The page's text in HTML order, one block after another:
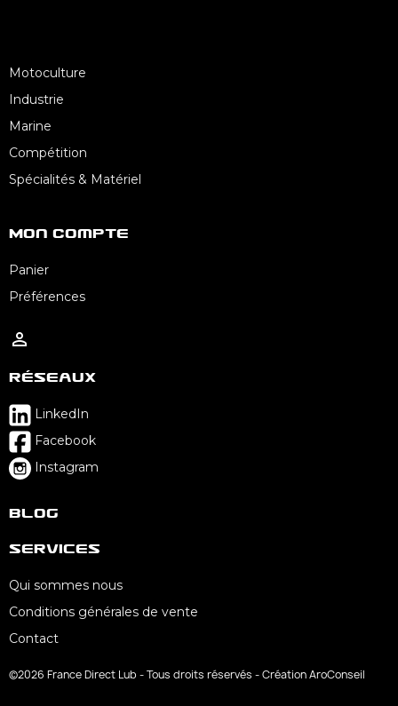
Motoculture
Industrie
Marine
Compétition
Spécialités & Matériel
Mon Compte
Panier
Préférences

Réseaux
LinkedIn
Facebook
Instagram
Blog
Services
Qui sommes nous
Conditions générales de vente
Contact
©2026 France Direct Lub - Tous droits réservés - Création AroConseil